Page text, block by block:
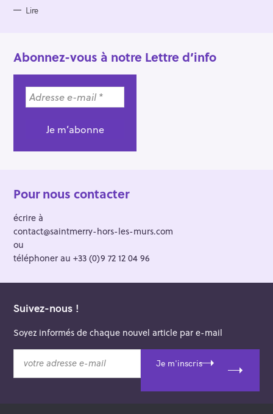
Lire
Abonnez-vous à notre Lettre d’info
Pour nous contacter
écrire à
contact@saintmerry-hors-les-murs.com
ou
téléphoner au +33 (0)9 72 12 04 96
Suivez-nous !
Soyez informés de chaque nouvel article par e-mail
t
Je m'inscris